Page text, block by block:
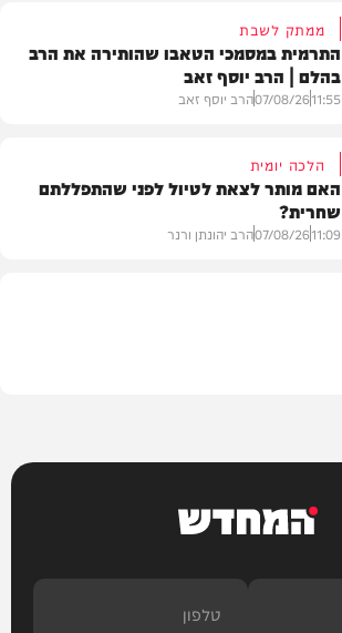
ממתק לשבת
התרמית במסמכי הטאבו שהותירה את הרב
בהלם | הרב יוסף זאב
11:55
07/08/26הרב יוסף זאב
הלכה יומית
האם מותר לצאת לטיול לפני שהתפללתם
שחרית?
11:09
07/08/26הרב יהונתן ורנר
המחדש